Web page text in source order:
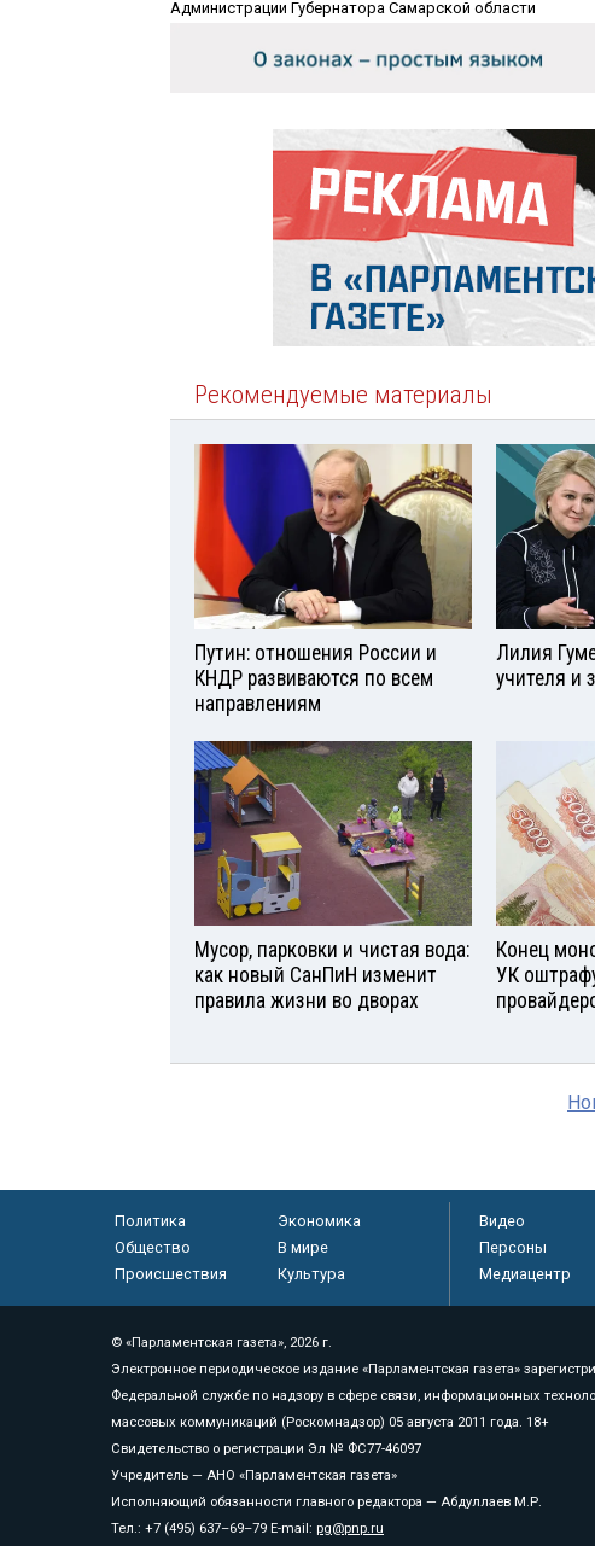
Администрации Губернатора Самарской области
Рекомендуемые материалы
Путин: отношения России и
КНДР развиваются по всем
направлениям
Лилия
учителя и
Мусор, парковки и чистая вода:
как новый СанПиН изменит
правила жизни во дворах
Конец
УК
Политика
Экономика
Общество
В мире
Происшествия
Культура
Видео
Персоны
Медиацентр
© «Парламентская газета», 2026 г.
Электронное периодическое издание «Парламентская газета»
Федеральной службе по надзору в сфере связи, информационных
массовых коммуникаций (Роскомнадзор) 05 августа 2011 года. 18+
Свидетельство о регистрации Эл № ФС77-46097
Учредитель — АНО «Парламентская газета»
Исполняющий обязанности главного редактора — Абдуллаев М.Р.
Тел.: +7 (495) 637–69–79 E-mail: pg@pnp.ru